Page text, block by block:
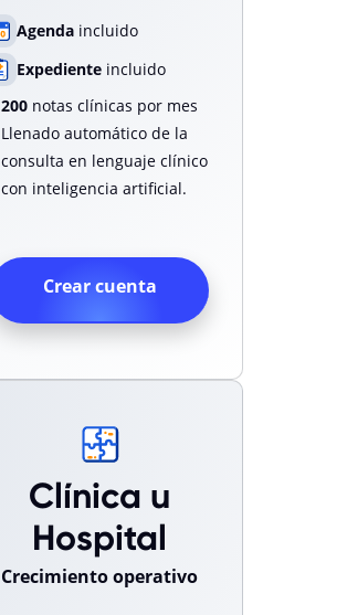
Agenda incluido
Expediente incluido
200 notas clínicas por mes
Llenado automático de la
consulta en lenguaje clínico
con inteligencia artificial.
Crear cuenta
Clínica u
Hospital
Crecimiento operativo